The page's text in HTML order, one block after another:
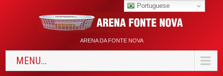
ARENA DA FONTE NOVA
MENU...
Portuguese